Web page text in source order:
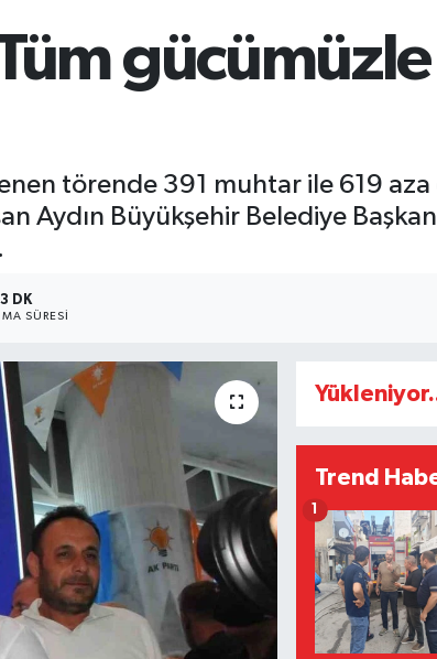
törende 391 muhtar ile 619
Aydın Büyükşehir Belediye
3 DK
SÜRESI
Trend
1